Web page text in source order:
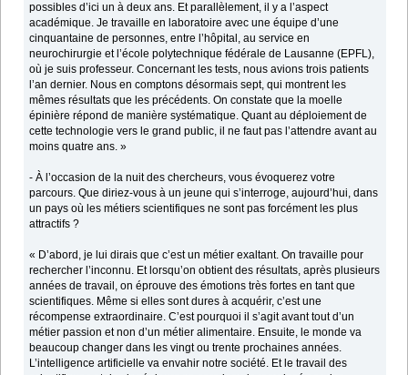
possibles d’ici un à deux ans. Et parallèlement, il y a l’aspect
académique. Je travaille en laboratoire avec une équipe d’une
cinquantaine de personnes, entre l’hôpital, au service en
neurochirurgie et l’école polytechnique fédérale de Lausanne (EPFL),
où je suis professeur. Concernant les tests, nous avions trois patients
l’an dernier. Nous en comptons désormais sept, qui montrent les
mêmes résultats que les précédents. On constate que la moelle
épinière répond de manière systématique. Quant au déploiement de
cette technologie vers le grand public, il ne faut pas l’attendre avant au
moins quatre ans. »
- À l’occasion de la nuit des chercheurs, vous évoquerez votre
parcours. Que diriez-vous à un jeune qui s’interroge, aujourd’hui, dans
un pays où les métiers scientifiques ne sont pas forcément les plus
attractifs ?
« D’abord, je lui dirais que c’est un métier exaltant. On travaille pour
rechercher l’inconnu. Et lorsqu’on obtient des résultats, après plusieurs
années de travail, on éprouve des émotions très fortes en tant que
scientifiques. Même si elles sont dures à acquérir, c’est une
récompense extraordinaire. C’est pourquoi il s’agit avant tout d’un
métier passion et non d’un métier alimentaire. Ensuite, le monde va
beaucoup changer dans les vingt ou trente prochaines années.
L’intelligence artificielle va envahir notre société. Et le travail des